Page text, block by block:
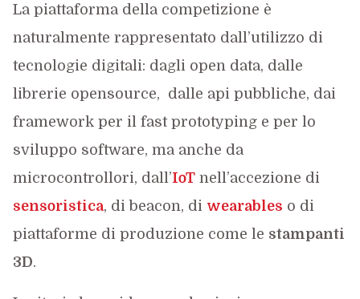
La piattaforma della competizione è
naturalmente rappresentato dall’utilizzo di
tecnologie digitali: dagli open data, dalle
librerie opensource, dalle api pubbliche, dai
framework per il fast prototyping e per lo
sviluppo software, ma anche da
microcontrollori, dall’IoTnell’accezione di
sensoristica, di beacon, di wearables o di
piattaforme di produzione come le stampanti
3D.